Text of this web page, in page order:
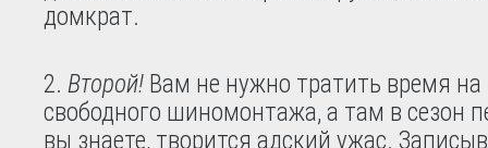
домкрат.
Второй! Вам не нужно тратить время на
свободного шиномонтажа, а там в сезон
вы знаете, творится адский ужас.